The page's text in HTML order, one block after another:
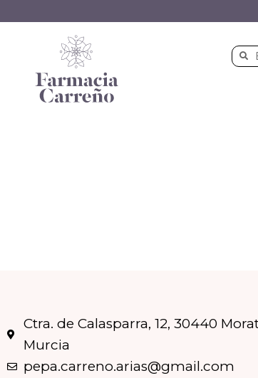
Ctra. de Calasparra, 12, 30440
Murcia
pepa.carreno.arias@gmail.com